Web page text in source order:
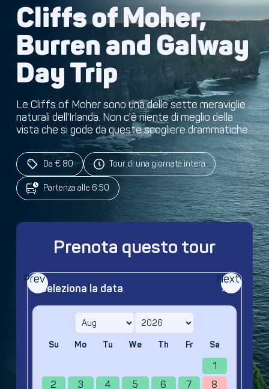
Cliffs of Moher,
Burren and Galway
Day Trip
Le Cliffs of Moher sono una delle sette meraviglie
naturali dell'Irlanda. Non c'è niente di meglio della
vista che si gode da queste scogliere drammatiche.
Da € 80 Tour di una giornata intera
Partenza alle 6:50
Prenota questo tour
Seleziona la data
Prev Next
Su Mo Tu We Th Fr Sa
1
2
3 4 5 6 7
8